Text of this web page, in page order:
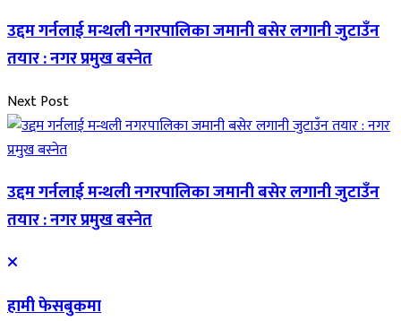
उद्दम गर्नलाई मन्थली नगरपालिका जमानी बसेर लगानी जुटाउँन
तयार : नगर प्रमुख बस्नेत
Next Post
उद्दम गर्नलाई मन्थली नगरपालिका जमानी बसेर लगानी जुटाउँन
तयार : नगर प्रमुख बस्नेत
हामी फेसबुकमा